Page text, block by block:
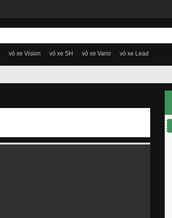
vỏ xe Vision vỏ xe SH vỏ xe Vario vỏ xe Lead